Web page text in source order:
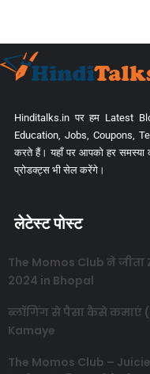
Hinditalks.in पर हम Latest
Education, Jobs, Coupons,
करते हैं। यहाँ पर आपको हर समस्या
प्रोडक्ट्स भी सेल करेंगे।
लेटेस्ट पोस्ट
The Momos Club ने
2024 in Bhopal
ब्लॉगिंग से पैसा कैसे कमाएं
Kamaye
The Momos Club –